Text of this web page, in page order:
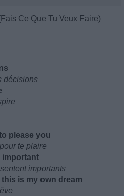
Ce Que Tu Veux Faire)
décisions
please you
te plaire
important
importants
is my own dream